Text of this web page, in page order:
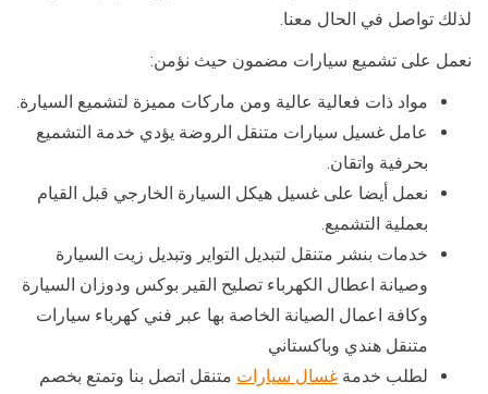
لذلك تواصل في الحال معنا.
نعمل على تشميع سيارات مضمون حيث نؤمن:
مواد ذات فعالية عالية ومن ماركات مميزة لتشميع السيارة.
عامل غسيل سيارات متنقل الروضة يؤدي خدمة التشميع
بحرفية واتقان.
نعمل أيضا على غسيل هيكل السيارة الخارجي قبل القيام
بعملية التشميع.
خدمات بنشر متنقل لتبديل التواير وتبديل زيت السيارة
وصيانة اعطال الكهرباء تصليح القير بوكس ودوزان السيارة
وكافة اعمال الصيانة الخاصة بها عبر فني كهرباء سيارات
متنقل هندي وباكستاني
لطلب خدمة غسال سيارات متنقل اتصل بنا وتمتع بخصم